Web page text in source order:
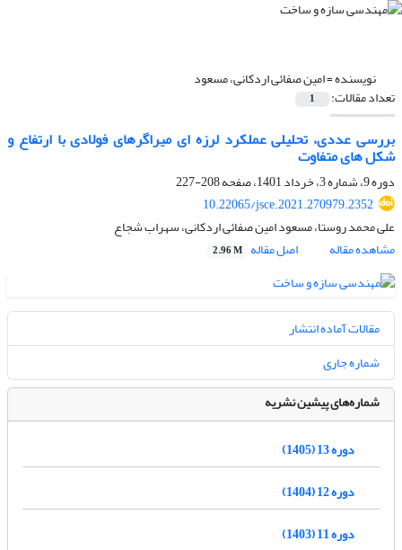
نویسنده =امین صفائی اردکانی، مسعود
تعداد مقالات: 1
بررسی عددی، تحلیلی عملکرد لرزه ای میراگرهای فولادی با ارتفاع و
شکل های متفاوت
دوره 9، شماره 3، خرداد 1401، صفحه
208-227
10.22065/jsce.2021.270979.2352
علی محمد روستا، مسعود امین صفائی اردکانی، سهراب شجاع
مشاهده مقاله
اصل مقاله 2.96 M
مقالات آماده انتشار
شماره جاری
شماره‌های پیشین نشریه
دوره 13 (1405)
دوره 12 (1404)
دوره 11 (1403)